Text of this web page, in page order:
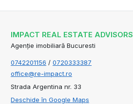
IMPACT REAL ESTATE ADVISORS
Agenție imobiliară Bucuresti
0742201156 / 0720333387
office@re-impact.ro
Strada Argentina nr. 33
Deschide în Google Maps